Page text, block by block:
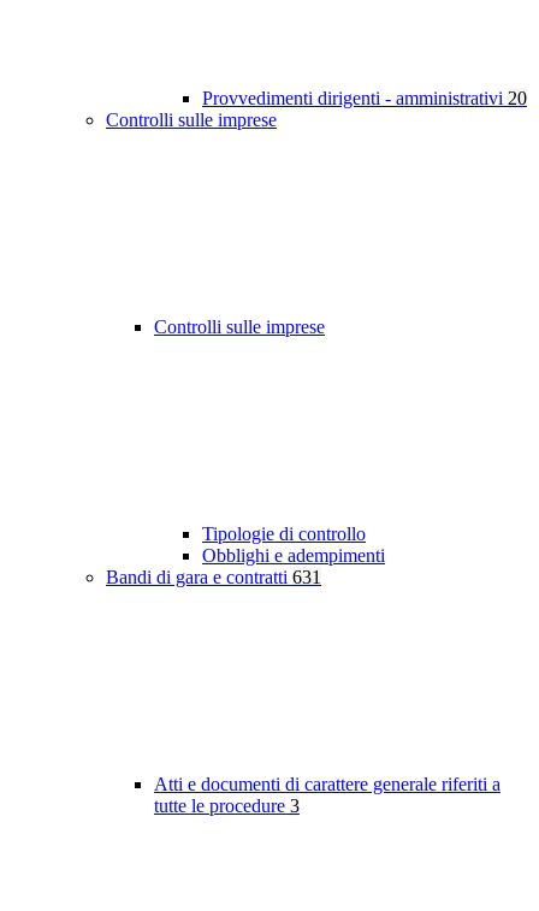
Provvedimenti dirigenti - amministrativi 20
Controlli sulle imprese
Controlli sulle imprese
Tipologie di controllo
Obblighi e adempimenti
Bandi di gara e contratti 631
Atti e documenti di carattere generale riferiti a
tutte le procedure 3